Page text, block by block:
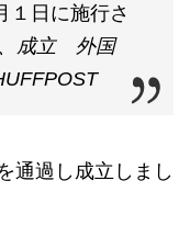
１日に施行さ
、成立 外国
通過し成立しまし